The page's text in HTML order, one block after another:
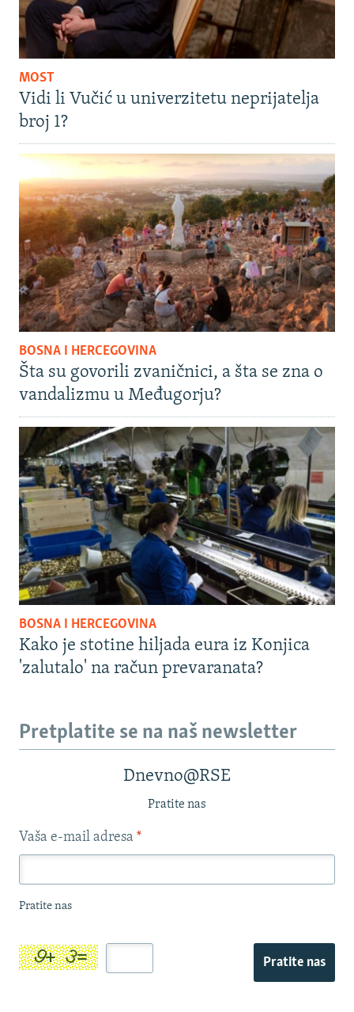
MOST
Vidi li Vučić u univerzitetu neprijatelja
broj 1?
BOSNA I HERCEGOVINA
Šta su govorili zvaničnici, a šta se zna o
vandalizmu u Međugorju?
BOSNA I HERCEGOVINA
Kako je stotine hiljada eura iz Konjica
'zalutalo' na račun prevaranata?
Pretplatite se na naš newsletter
Dnevno@RSE
Pratite nas
Vaša e-mail adresa *
Pratite nas
Pratite nas